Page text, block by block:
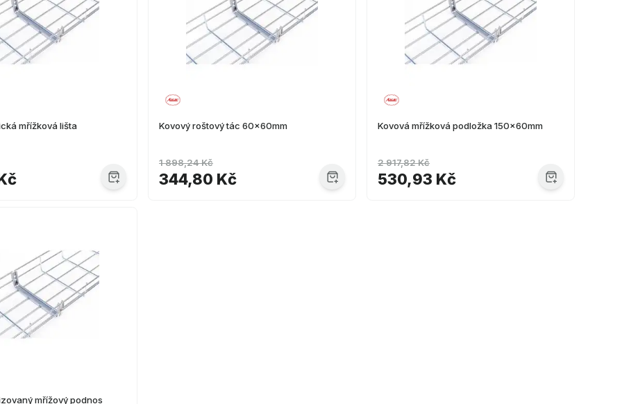
mřížková lišta
Kovový roštový tác 60x60mm
344,80 Kč
1 898,24 Kč
Kovová mřížková podložka 150x60mm
530,93 Kč
2 917,82 Kč
mřížový podnos